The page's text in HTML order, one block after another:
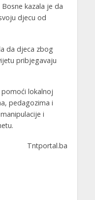
kazala je da
djecu od
da djeca zbog
pribjegavaju
lokalnoj
pedagozima i
i
Tntportal.ba